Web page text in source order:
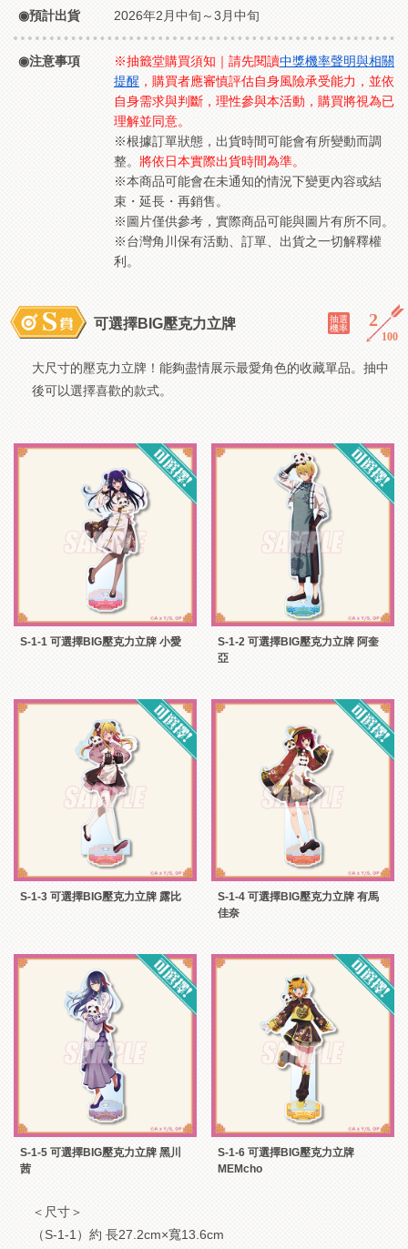
預計出貨 2026年2月中旬～3月中旬
注意事項 ※抽籤堂購買須知｜請先閱讀中獎機率聲明與相關
提醒 ，購買者應審慎評估自身風險承受能力，並依
自身需求與判斷，理性參與本活動，購買將視為已
理解並同意。
※根據訂單狀態，出貨時間可能會有所變動而調
整。 將依日本實際出貨時間為準。
※本商品可能會在未通知的情況下變更內容或結
束・延長・再銷售。
※圖片僅供參考，實際商品可能與圖片有所不同。
※台灣角川保有活動、訂單、出貨之一切解釋權
利。
可選擇BIG壓克力立牌
抽選
機率
2
／ 100
大尺寸的壓克力立牌！能夠盡情展示最愛角色的收藏單品。抽中
後可以選擇喜歡的款式。
S-1-1 可選擇BIG壓克力立牌 小愛
S-1-2 可選擇BIG壓克力立牌 阿奎
亞
S-1-3 可選擇BIG壓克力立牌 露比
S-1-4 可選擇BIG壓克力立牌 有馬
佳奈
S-1-5 可選擇BIG壓克力立牌 黑川
茜
S-1-6 可選擇BIG壓克力立牌
MEMcho
＜尺寸＞
（S-1-1）約 長27.2cm×寬13.6cm